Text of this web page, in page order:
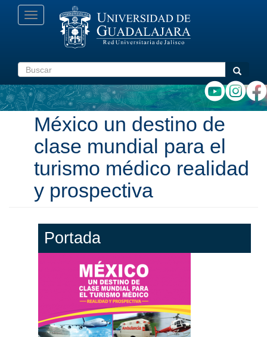
Pasar
Toggle
navigation
Buscar Buscar
México un destino de
clase mundial para el
turismo médico realidad
y prospectiva
Portada